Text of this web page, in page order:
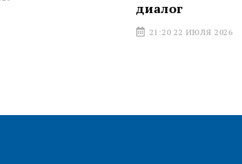
21:20 22 ИЮЛЯ 2026